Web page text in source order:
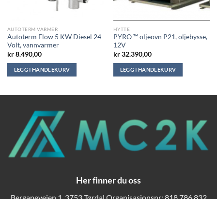
AUTOTERM VARMER
Autoterm Flow 5 KW Diesel 24
Volt, vannvarmer
kr8.490,00
LEGG I HANDLEKURV
HYTTE
PYRO ™ oljeovn P21, oljebysse,
12V
kr32.390,00
LEGG I HANDLEKURV
Her finner du oss